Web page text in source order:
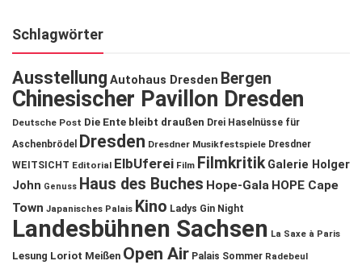
Schlagwörter
Ausstellung Autohaus Dresden Bergen
Chinesischer Pavillon Dresden
Deutsche Post Die Ente bleibt draußen Drei Haselnüsse für
Aschenbrödel
Dresden Dresdner Musikfestspiele Dresdner
WEITSICHT Editorial ElbUferei Film Filmkritik Galerie Holger
John Genuss Haus des Buches Hope-Gala HOPE Cape
Town Japanisches Palais Kino Ladys Gin Night
Landesbühnen Sachsen La Saxe à Paris
Lesung Loriot Meißen Open Air Palais Sommer Radebeul